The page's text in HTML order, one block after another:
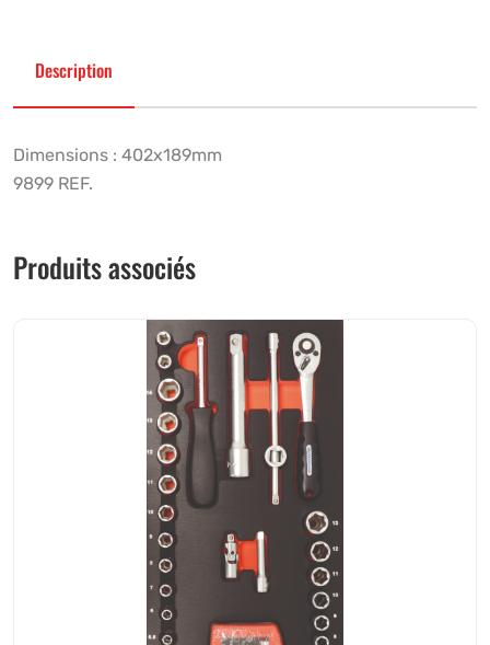
Description
Dimensions : 402x189mm
9899 REF.
Produits associés